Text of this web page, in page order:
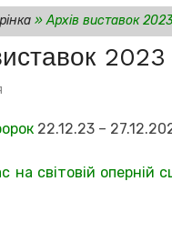
»Архів виставок 2023
2023
22.12.23 –
на світовій оперній